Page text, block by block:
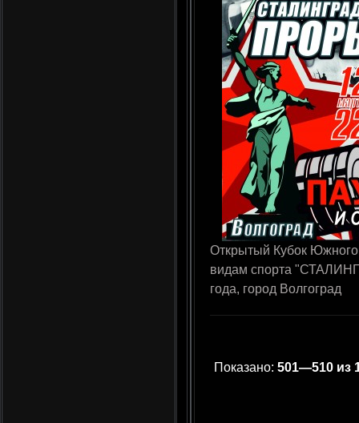
Открытый Кубок
видам спорта
года, город Волгоград
Показано: 501—510 из